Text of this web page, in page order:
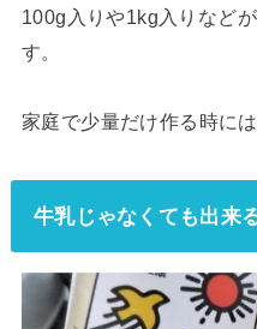
100g入りや1kg入りなど
す。
家庭で少量だけ作る時に
牛乳じゃなくても出来